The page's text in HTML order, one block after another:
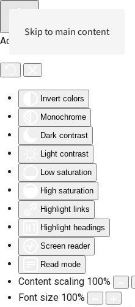
Accessibility Tools
Invert colors
Monochrome
Dark contrast
Light contrast
Low saturation
High saturation
Highlight links
Highlight headings
Screen reader
Read mode
Content scaling 100%
Font size 100%
Skip to main content